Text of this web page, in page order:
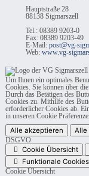
Hauptstraße 28
88138 Sigmarszell
Tel.: 08389 9203-0
Fax: 08389 9203-49
E-Mail:post@vg-
Web:www.vg-
Um Ihnen ein optimales
Cookies. Sie können über die
Durch das Betätigen des
Cookies zu. Mithilfe des
erforderlicher Cookies ab.
in unseren Cookie
Alle akzeptieren Alle
DSGVO
Cookie Übersicht
Funktionale Cookies
Cookie Übersicht